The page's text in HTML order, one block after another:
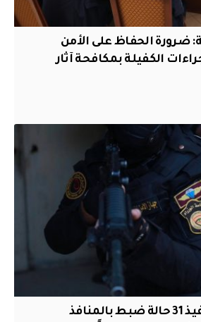
ضرورة الحفاظ على الأمن
الكفيلة بمكافحة آثار
الأمن الوطني: تنفيذ 31 حالة ضبط بالمنافذ